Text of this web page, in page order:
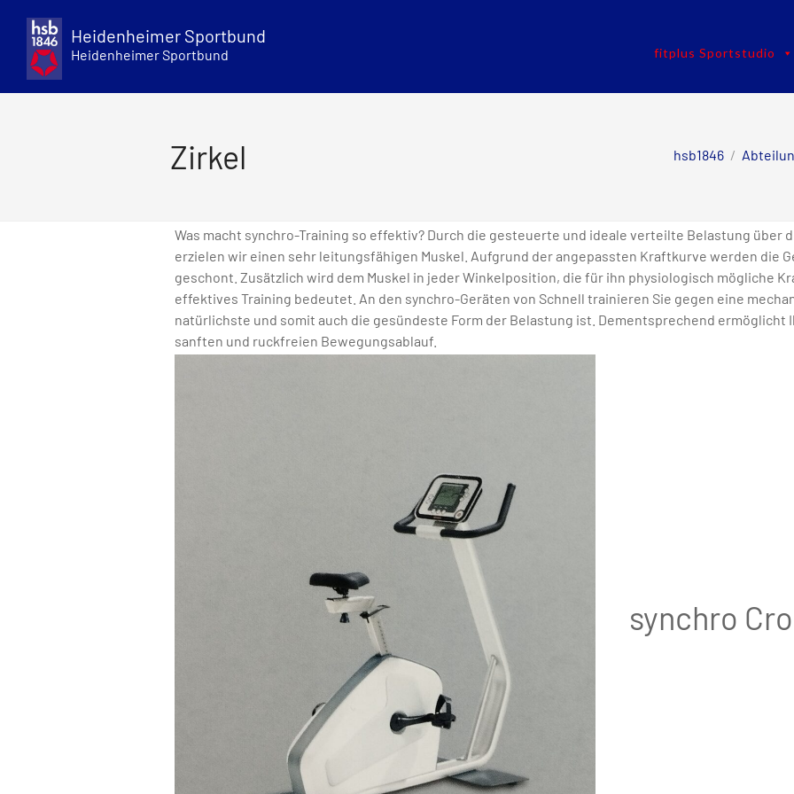
content
Heidenheimer Sportbund
Heidenheimer Sportbund fitplus Sportstudio
hsb1846 /
Zirkel
Was macht synchro-Training so effektiv? Durch die gesteuerte und ideale verteilte Belastung über
erzielen wir einen sehr leitungsfähigen Muskel. Aufgrund der angepassten Kraftkurve werden die
geschont. Zusätzlich wird dem Muskel in jeder Winkelposition, die für ihn physiologisch mögliche
effektives Training bedeutet. An den synchro-Geräten von Schnell trainieren Sie gegen eine
natürlichste und somit auch die gesündeste Form der Belastung ist. Dementsprechend ermöglicht
sanften und ruckfreien Bewegungsablauf.
synchro